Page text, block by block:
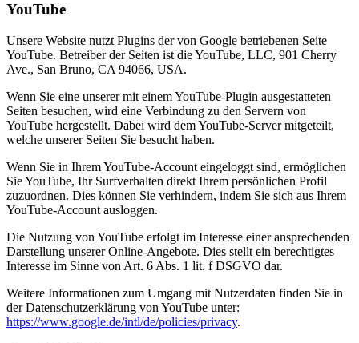
YouTube
Unsere Website nutzt Plugins der von Google betriebenen Seite
YouTube. Betreiber der Seiten ist die YouTube, LLC, 901 Cherry
Ave., San Bruno, CA 94066, USA.
Wenn Sie eine unserer mit einem YouTube-Plugin ausgestatteten
Seiten besuchen, wird eine Verbindung zu den Servern von
YouTube hergestellt. Dabei wird dem YouTube-Server mitgeteilt,
welche unserer Seiten Sie besucht haben.
Wenn Sie in Ihrem YouTube-Account eingeloggt sind, ermöglichen
Sie YouTube, Ihr Surfverhalten direkt Ihrem persönlichen Profil
zuzuordnen. Dies können Sie verhindern, indem Sie sich aus Ihrem
YouTube-Account ausloggen.
Die Nutzung von YouTube erfolgt im Interesse einer ansprechenden
Darstellung unserer Online-Angebote. Dies stellt ein berechtigtes
Interesse im Sinne von Art. 6 Abs. 1 lit. f DSGVO dar.
Weitere Informationen zum Umgang mit Nutzerdaten finden Sie in
der Datenschutzerklärung von YouTube unter:
https://www.google.de/intl/de/policies/privacy.